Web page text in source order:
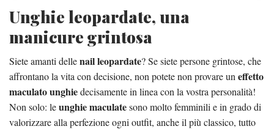
Unghie leopardate, una
manicure grintosa
Siete amanti dellenail leopardate? Se siete persone grintose, che
affrontano la vita con decisione, non potete non provare un effetto
maculato unghiedecisamente in linea con la vostra personalità!
Non solo: leunghie maculatesono molto femminili e in grado di
valorizzare alla perfezione ogni outfit, anche il più classico, tutto